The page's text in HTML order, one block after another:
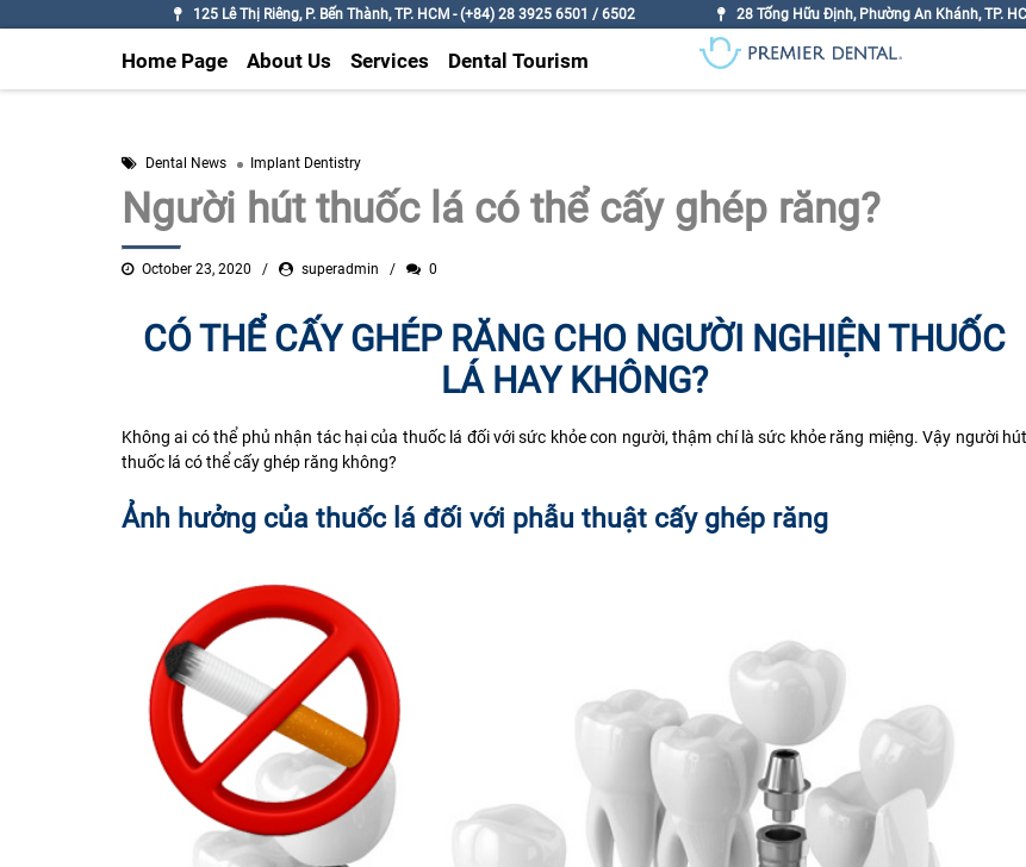
125 Lê Thị Riêng, P. Bến Thành, TP. HCM - (+84) 28 3925 6501 / 6502 28 Tống Hữu Định, Phường An Khánh, TP.
Home Page About Us Services Dental Tourism
Dental News Implant Dentistry
Người hút thuốc lá có thể cấy ghép răng?
October 23, 2020 superadmin 0
CÓ THỂ CẤY GHÉP RĂNG CHO NGƯỜI NGHIỆN THUỐC
LÁ HAY KHÔNG?
Không ai có thể phủ nhận tác hại của thuốc lá đối với sức khỏe con người, thậm chí là sức khỏe răng miệng. Vậy người hút
thuốc lá có thể cấy ghép răng không?
Ảnh hưởng của thuốc lá đối với phẫu thuật cấy ghép răng